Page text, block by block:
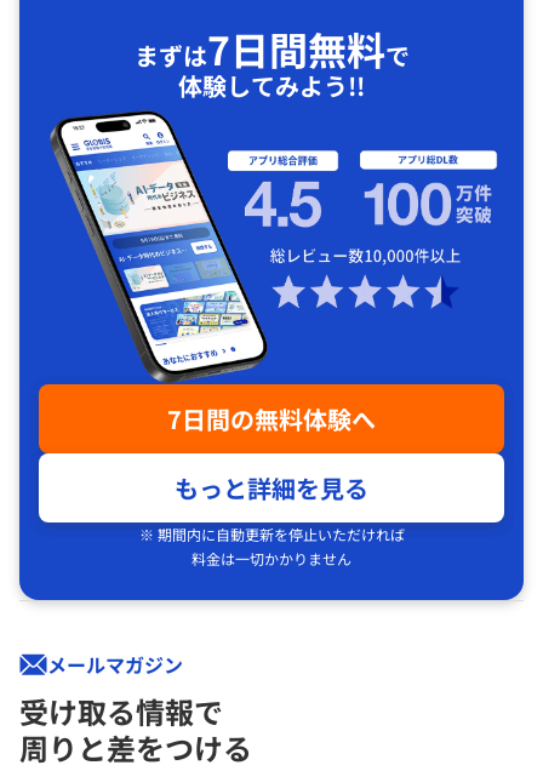
まずは7日間無料で
体験してみよう!!
7日間の無料体験へ
もっと詳細を見る
※ 期間内に自動更新を停止いただければ
料金は一切かかりません
メールマガジン
受け取る情報で
周りと差をつける